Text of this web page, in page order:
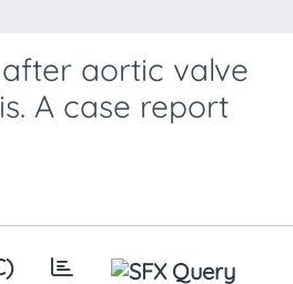
aortic valve
A case report